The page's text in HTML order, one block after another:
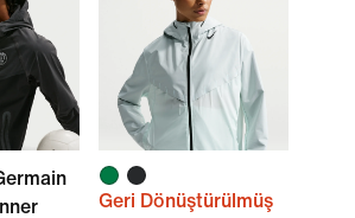
Geri Dönüştürülmüş